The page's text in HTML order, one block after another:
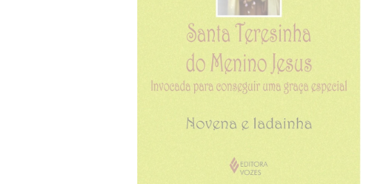
anselm grun